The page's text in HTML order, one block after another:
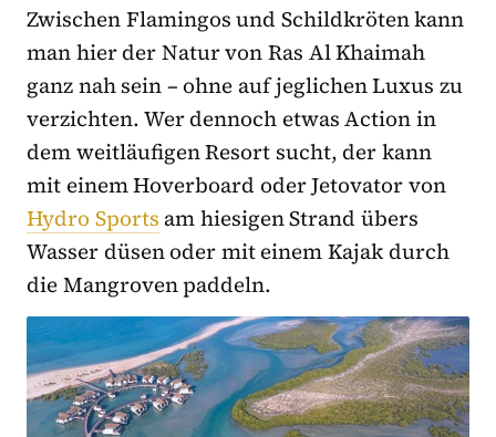
Zwischen Flamingos und Schildkröten kann
man hier der Natur von Ras Al Khaimah
ganz nah sein – ohne auf jeglichen Luxus zu
verzichten. Wer dennoch etwas Action in
dem weitläufigen Resort sucht, der kann
mit einem Hoverboard oder Jetovator von
Hydro Sports am hiesigen Strand übers
Wasser düsen oder mit einem Kajak durch
die Mangroven paddeln.